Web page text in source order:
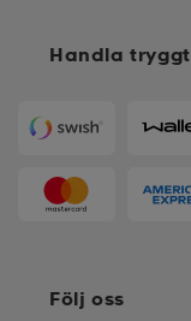
Handla tryggt
Följ oss